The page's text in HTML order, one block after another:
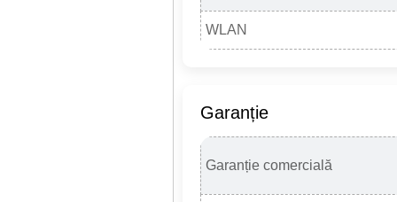
WLAN
Garanție
Garanție comercială